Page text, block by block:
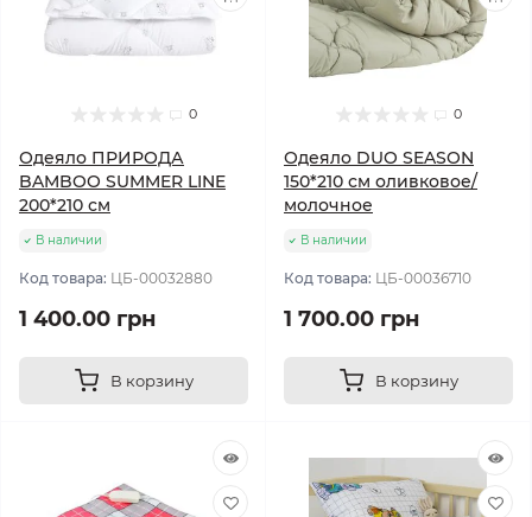
0
Одеяло ПРИРОДА
BAMBOO SUMMER LINE
200*210 см
В наличии
Код товара: ЦБ-00032880
1 400.00 грн
В корзину
0
Одеяло DUO SEASON
150*210 см оливковое/
молочное
В наличии
Код товара: ЦБ-00036710
1 700.00 грн
В корзину